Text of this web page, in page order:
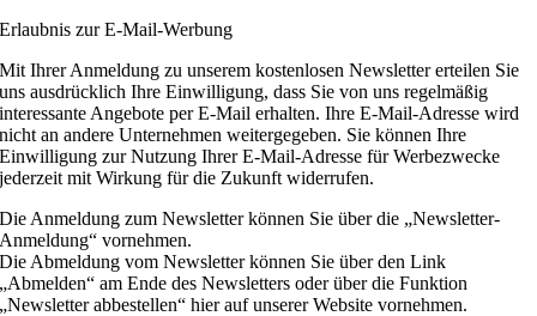
Erlaubnis zur E-Mail-Werbung
Mit Ihrer Anmeldung zu unserem kostenlosen Newsletter erteilen Sie
uns ausdrücklich Ihre Einwilligung, dass Sie von uns regelmäßig
interessante Angebote per E-Mail erhalten. Ihre E-Mail-Adresse wird
nicht an andere Unternehmen weitergegeben. Sie können Ihre
Einwilligung zur Nutzung Ihrer E-Mail-Adresse für Werbezwecke
jederzeit mit Wirkung für die Zukunft widerrufen.
Die Anmeldung zum Newsletter können Sie über die „Newsletter-
Anmeldung“ vornehmen.
Die Abmeldung vom Newsletter können Sie über den Link
„Abmelden“ am Ende des Newsletters oder über die Funktion
„Newsletter abbestellen“ hier auf unserer Website vornehmen.